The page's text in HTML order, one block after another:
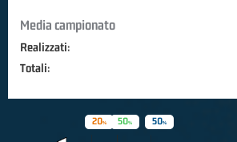
Media campionato
Realizzati:
Totali:
50
20 50